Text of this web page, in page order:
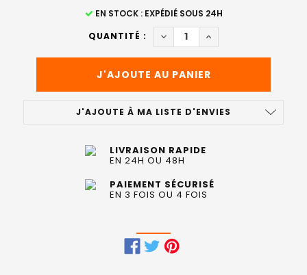
EN STOCK : EXPÉDIÉ SOUS 24H
QUANTITÉ :
DIMINUER LA QUANTITÉ DE
AUGMENTER LA
J'AJOUTE À MA LISTE D'ENVIES
LIVRAISON RAPIDE
EN 24H OU 48H
PAIEMENT SÉCURISÉ
EN 3 FOIS OU 4 FOIS